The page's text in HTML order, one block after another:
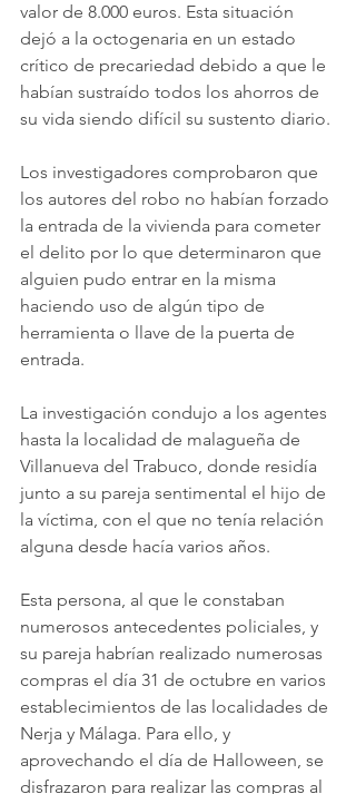
valor de 8.000 euros. Esta situación
dejó a la octogenaria en un estado
crítico de precariedad debido a que le
habían sustraído todos los ahorros de
su vida siendo difícil su sustento diario.
Los investigadores comprobaron que
los autores del robo no habían forzado
la entrada de la vivienda para cometer
el delito por lo que determinaron que
alguien pudo entrar en la misma
haciendo uso de algún tipo de
herramienta o llave de la puerta de
entrada.
La investigación condujo a los agentes
hasta la localidad de malagueña de
Villanueva del Trabuco, donde residía
junto a su pareja sentimental el hijo de
la víctima, con el que no tenía relación
alguna desde hacía varios años.
Esta persona, al que le constaban
numerosos antecedentes policiales, y
su pareja habrían realizado numerosas
compras el día 31 de octubre en varios
establecimientos de las localidades de
Nerja y Málaga. Para ello, y
aprovechando el día de Halloween, se
disfrazaron para realizar las compras al